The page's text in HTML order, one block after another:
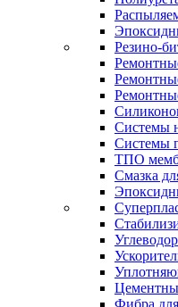
Резино-
Системы
Системы
ТПО
Смазка
Фибра